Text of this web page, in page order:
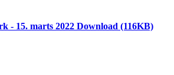
- 15. marts 2022 Download (116KB)